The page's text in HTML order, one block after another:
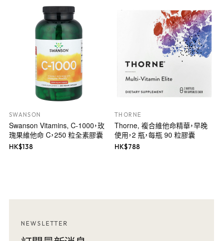
SWANSON
Swanson Vitamins, C-1000，玫
瑰果維他命 C，250 粒全素膠囊
HK$138
THORNE
Thorne, 複合維他命精華，早晚
使用，2 瓶，每瓶 90 粒膠囊
HK$788
NEWSLETTER